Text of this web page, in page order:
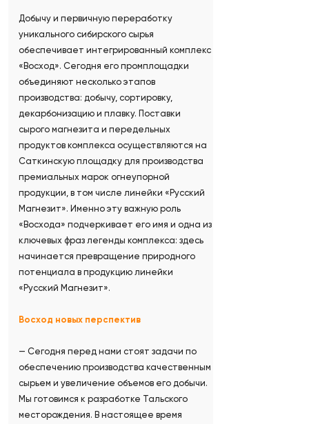
Добычу и первичную переработку
уникального сибирского сырья
обеспечивает интегрированный комплекс
«Восход». Сегодня его промплощадки
объединяют несколько этапов
производства: добычу, сортировку,
декарбонизацию и плавку. Поставки
сырого магнезита и передельных
продуктов комплекса осуществляются на
Саткинскую площадку для производства
премиальных марок огнеупорной
продукции, в том числе линейки «Русский
Магнезит». Именно эту важную роль
«Восхода» подчеркивает его имя и одна из
ключевых фраз легенды комплекса: здесь
начинается превращение природного
потенциала в продукцию линейки
«Русский Магнезит».
Восход новых перспектив
— Сегодня перед нами стоят задачи по
обеспечению производства качественным
сырьем и увеличение объемов его добычи.
Мы готовимся к разработке Тальского
месторождения. В настоящее время